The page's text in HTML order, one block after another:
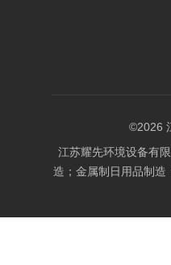
©2026
江苏耀先环境设备有
造；金属制日用品制造